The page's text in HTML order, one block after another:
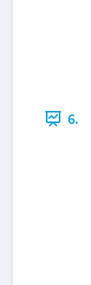
6.